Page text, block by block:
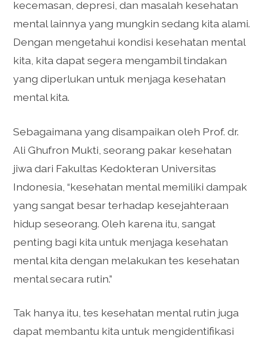
kecemasan, depresi, dan masalah kesehatan
mental lainnya yang mungkin sedang kita alami.
Dengan mengetahui kondisi kesehatan mental
kita, kita dapat segera mengambil tindakan
yang diperlukan untuk menjaga kesehatan
mental kita.
Sebagaimana yang disampaikan oleh Prof. dr.
Ali Ghufron Mukti, seorang pakar kesehatan
jiwa dari Fakultas Kedokteran Universitas
Indonesia, “kesehatan mental memiliki dampak
yang sangat besar terhadap kesejahteraan
hidup seseorang. Oleh karena itu, sangat
penting bagi kita untuk menjaga kesehatan
mental kita dengan melakukan tes kesehatan
mental secara rutin.”
Tak hanya itu, tes kesehatan mental rutin juga
dapat membantu kita untuk mengidentifikasi